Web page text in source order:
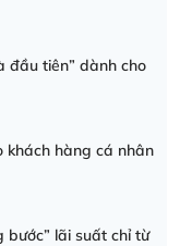
đầu tiên” dành cho
khách hàng cá nhân
bước” lãi suất chỉ từ